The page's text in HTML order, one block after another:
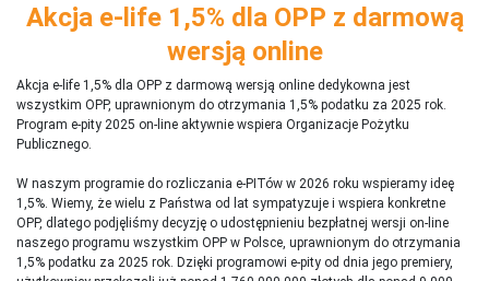
Akcja e-life 1,5% dla OPP z darmową
wersją online
Akcja e-life 1,5% dla OPP z darmową wersją online dedykowna jest
wszystkim OPP, uprawnionym do otrzymania 1,5% podatku za 2025 rok.
Program e-pity 2025 on-line aktywnie wspiera Organizacje Pożytku
Publicznego.
W naszym programie do rozliczania e-PITów w 2026 roku wspieramy ideę
1,5%. Wiemy, że wielu z Państwa od lat sympatyzuje i wspiera konkretne
OPP, dlatego podjęliśmy decyzję o udostępnieniu bezpłatnej wersji on-line
naszego programu wszystkim OPP w Polsce, uprawnionym do otrzymania
1,5% podatku za 2025 rok. Dzięki programowi e-pity od dnia jego premiery,